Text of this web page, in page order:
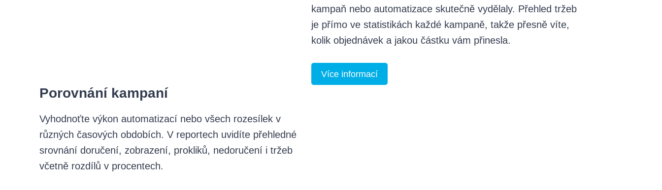
kampaň nebo automatizace skutečně vydělaly. Přehled tržeb
je přímo ve statistikách každé kampaně, takže přesně víte,
kolik objednávek a jakou částku vám přinesla.
Více informací
Porovnání kampaní
Vyhodnoťte výkon automatizací nebo všech rozesílek v
různých časových obdobích. V reportech uvidíte přehledné
srovnání doručení, zobrazení, prokliků, nedoručení i tržeb
včetně rozdílů v procentech.